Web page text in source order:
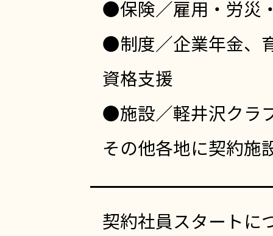
●保険／雇用・労災
●制度／企業年金、
資格支援
●施設／軽井沢クラ
その他各地に契約
契約社員スタートに